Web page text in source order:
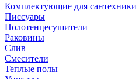
Комплектующие для сантехники
Писсуары
Полотенцесушители
Раковины
Слив
Смесители
Теплые полы